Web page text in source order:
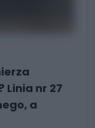
Linia nr 27
a